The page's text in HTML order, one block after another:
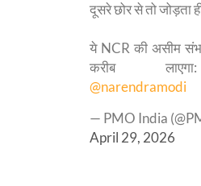
दूसरे छोर से तो जोड़ता
ये NCR की असीम
करीब
@narendramodi
— PMO India
April 29, 2026